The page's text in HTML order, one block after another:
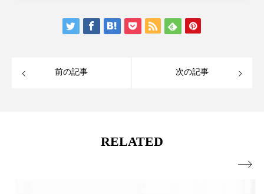
前の記事 次の記事
RELATED
